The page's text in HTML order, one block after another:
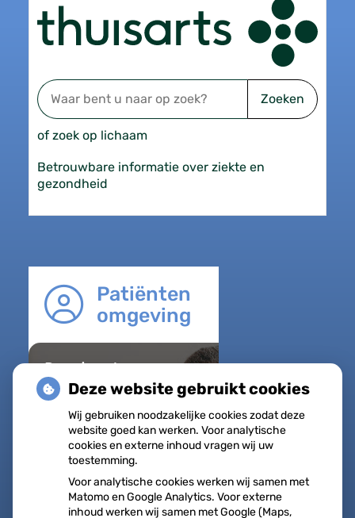
Zoeken
of zoek op lichaam
Betrouwbare informatie over ziekte en
gezondheid
Patiënten
omgeving
Regel met
gemak
Uw Zorg
online
Herhaalrecepten
aanvragen
Vragen stellen
Deze website gebruikt cookies
Wij gebruiken noodzakelijke cookies zodat deze
website goed kan werken. Voor analytische
cookies en externe inhoud vragen wij uw
toestemming.
Voor analytische cookies werken wij samen met
Matomo en Google Analytics. Voor externe
inhoud werken wij samen met Google (Maps,